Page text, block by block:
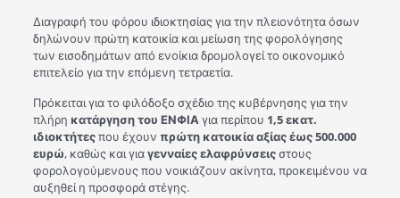
Διαγραφή του φόρου ιδιοκτησίας για την πλειονότητα όσων
δηλώνουν πρώτη κατοικία και μείωση της φορολόγησης
των εισοδημάτων από ενοίκια δρομολογεί το οικονομικό
επιτελείο για την επόμενη τετραετία.
Πρόκειται για το φιλόδοξο σχέδιο της κυβέρνησης για την
πλήρη κατάργηση του ΕΝΦΙΑγια περίπου 1,5 εκατ.
ιδιοκτήτεςπου έχουν πρώτη κατοικία αξίας έως 500.000
ευρώ, καθώς και γιαγενναίες ελαφρύνσειςστους
φορολογούμενους που νοικιάζουν ακίνητα, προκειμένου να
αυξηθεί η προσφορά στέγης.